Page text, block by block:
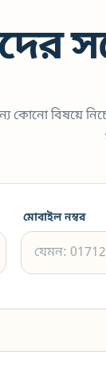
কোনো বিষয়ে
মোবাইল নম্বর